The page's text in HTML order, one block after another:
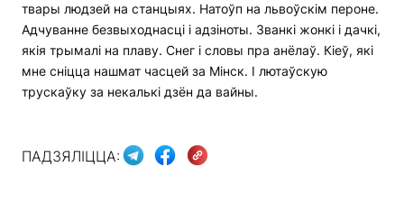
твары людзей на станцыях. Натоўп на львоўскім пероне.
Адчуванне безвыходнасці і адзіноты. Званкі жонкі і дачкі,
якія трымалі на плаву. Снег і словы пра анёлаў. Кіеў, які
мне сніцца нашмат часцей за Мінск. І лютаўскую
трускаўку за некалькі дзён да вайны.
ПАДЗЯЛІЦЦА: